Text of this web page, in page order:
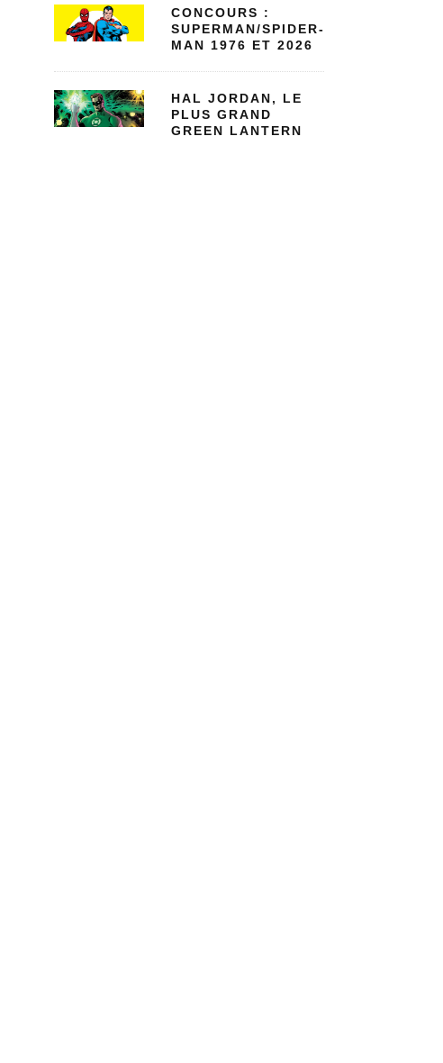
CONCOURS :
SUPERMAN/SPIDER-
MAN 1976 ET 2026
HAL JORDAN, LE
PLUS GRAND
GREEN LANTERN